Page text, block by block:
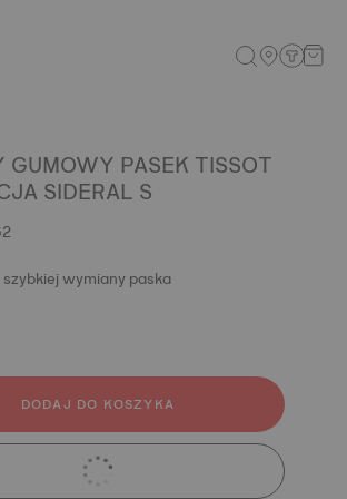
GUMOWY PASEK TISSOT
SIDERAL S
wymiany paska
DODAJ DO KOSZYKA